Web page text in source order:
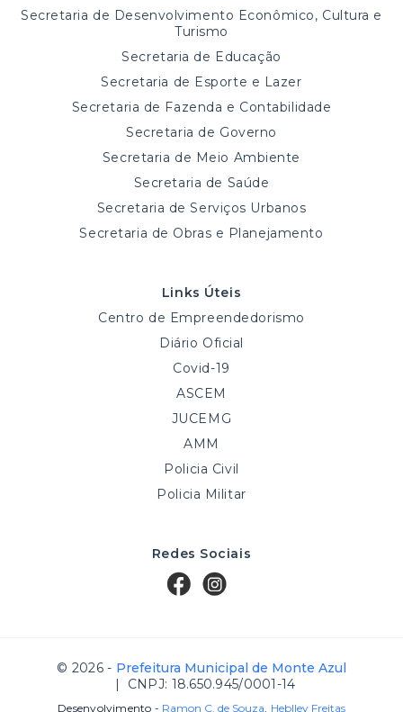
Secretaria de Desenvolvimento Econômico, Cultura e
Turismo
Secretaria de Educação
Secretaria de Esporte e Lazer
Secretaria de Fazenda e Contabilidade
Secretaria de Governo
Secretaria de Meio Ambiente
Secretaria de Saúde
Secretaria de Serviços Urbanos
Secretaria de Obras e Planejamento
Links Úteis
Centro de Empreendedorismo
Diário Oficial
Covid-19
ASCEM
JUCEMG
AMM
Policia Civil
Policia Militar
Redes Sociais
© 2026 - Prefeitura Municipal de Monte Azul
| CNPJ: 18.650.945/0001-14
Desenvolvimento - Ramon C. de Souza, Heblley Freitas